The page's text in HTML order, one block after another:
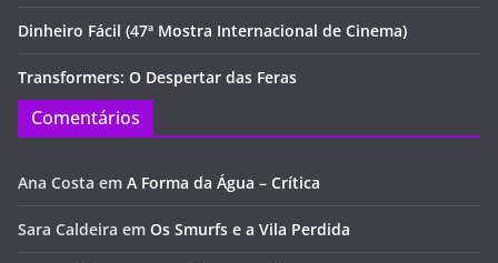
Dinheiro Fácil (47ª Mostra Internacional de Cinema)
Transformers: O Despertar das Feras
Comentários
Ana Costa em A Forma da Água – Crítica
Sara Caldeira em Os Smurfs e a Vila Perdida